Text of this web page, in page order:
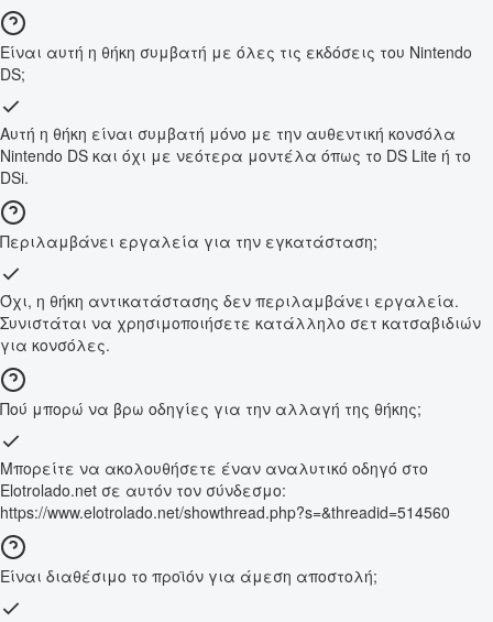
Είναι αυτή η θήκη συμβατή με όλες τις εκδόσεις του Nintendo
DS;
Αυτή η θήκη είναι συμβατή μόνο με την αυθεντική κονσόλα
Nintendo DS και όχι με νεότερα μοντέλα όπως το DS Lite ή το
DSi.
Περιλαμβάνει εργαλεία για την εγκατάσταση;
Όχι, η θήκη αντικατάστασης δεν περιλαμβάνει εργαλεία.
Συνιστάται να χρησιμοποιήσετε κατάλληλο σετ κατσαβιδιών
για κονσόλες.
Πού μπορώ να βρω οδηγίες για την αλλαγή της θήκης;
Μπορείτε να ακολουθήσετε έναν αναλυτικό οδηγό στο
Elotrolado.net σε αυτόν τον σύνδεσμο:
https://www.elotrolado.net/showthread.php?s=&threadid=514560
Είναι διαθέσιμο το προϊόν για άμεση αποστολή;